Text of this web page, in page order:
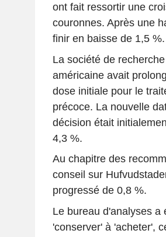
ont fait ressortir une
couronnes. Après une
finir en baisse de 1,5 %.
La société de
américaine avait
dose initiale pour le
précoce. La nouvelle
décision était
4,3 %.
Au chapitre des
conseil sur
progressé de 0,8 %.
Le bureau d'analyses a
'conserver' à 'acheter',